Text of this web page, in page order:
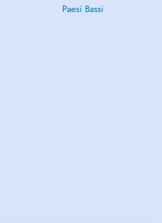
Paesi Bassi